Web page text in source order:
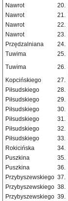
Nawrot
20.
Nawrot
21.
Nawrot
22.
Nawrot
23.
Przędzalniana
24.
Tuwima
25.
Tuwima
26.
Kopcińskiego 27.
Piłsudskiego
28.
Piłsudskiego
29.
Piłsudskiego
30.
Piłsudskiego
31.
Piłsudskiego
32.
Piłsudskiego
33.
Rokicińska
34.
Puszkina
35.
Puszkina
36.
Przybyszewskiego 37.
Przybyszewskiego 38.
Przybyszewskiego 39.